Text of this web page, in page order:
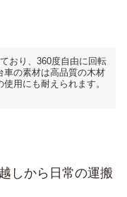
おり、360度自由に回転
車の素材は高品質の木材
用にも耐えられます。
しから日常の運搬